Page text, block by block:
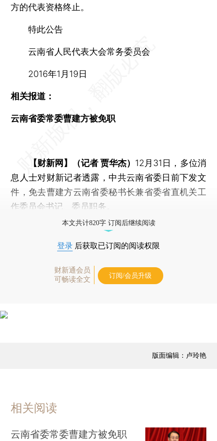
方的代表资格终止。
特此公告
云南省人民代表大会常务委员会
2016年1月19日
相关报道：
云南省委常委曹建方被免职
【财新网】（记者 贾华杰） 12月31日，多位消
息人士对财新记者透露，中共云南省委日前下发文
件，免去曹建方云南省委秘书长兼省委省直机关工
作委员会书记、委员职务。
本文共计820字 订阅后继续阅读
登录 后获取已订阅的阅读权限
财新通会员
可畅读全文
订阅/会员升级
版面编辑：卢玲艳
相关阅读
云南省委常委曹建方被免职